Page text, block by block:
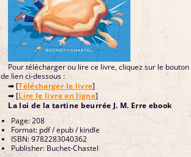
Pour télécharger ou lire ce livre, cliquez sur le bouton
de lien ci-dessous :
➡ [Télécharger le livre]
➡ [Lire le livre en ligne]
La loi de la tartine beurrée J. M. Erre ebook
Page: 208
Format: pdf / epub / kindle
ISBN: 9782283040362
Publisher: Buchet-Chastel